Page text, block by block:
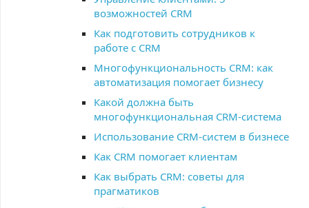
возможностей CRM
Как подготовить сотрудников к
работе с CRM
Многофункциональность CRM: как
автоматизация помогает бизнесу
Какой должна быть
многофункциональная CRM-система
Использование CRM-систем в бизнесе
Как CRM помогает клиентам
Как выбрать CRM: советы для
прагматиков